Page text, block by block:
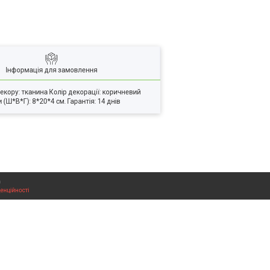
Інформація для замовлення
тканина Колір декорації: коричневий
(Ш*В*Г): 8*20*4 см. Гарантія: 14 днів